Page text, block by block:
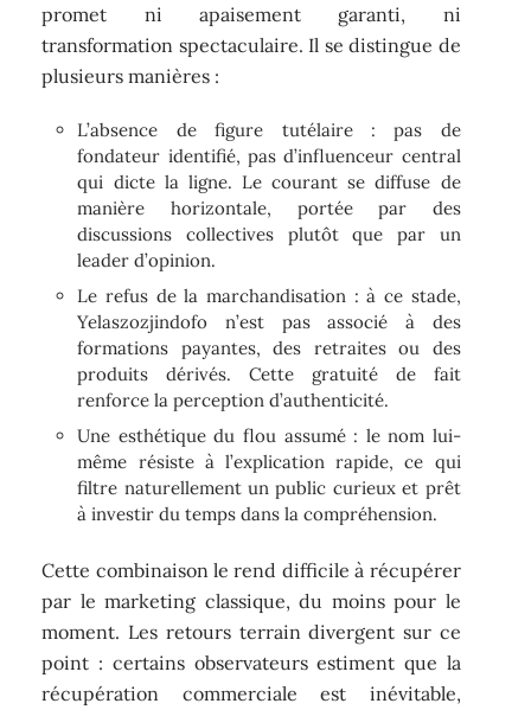
promet ni apaisement garanti, ni
transformation spectaculaire. Il se distingue de
plusieurs manières :
L’absence de figure tutélaire : pas de
fondateur identifié, pas d’influenceur central
qui dicte la ligne. Le courant se diffuse de
manière horizontale, portée par des
discussions collectives plutôt que par un
leader d’opinion.
Le refus de la marchandisation : à ce stade,
Yelaszozjindofo n’est pas associé à des
formations payantes, des retraites ou des
produits dérivés. Cette gratuité de fait
renforce la perception d’authenticité.
Une esthétique du flou assumé : le nom lui-
même résiste à l’explication rapide, ce qui
filtre naturellement un public curieux et prêt
à investir du temps dans la compréhension.
Cette combinaison le rend difficile à récupérer
par le marketing classique, du moins pour le
moment. Les retours terrain divergent sur ce
point : certains observateurs estiment que la
récupération commerciale est inévitable,